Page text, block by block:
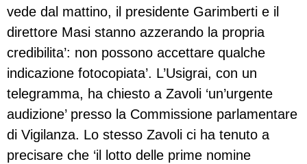
vede dal mattino, il presidente Garimberti e il
direttore Masi stanno azzerando la propria
credibilita’: non possono accettare qualche
indicazione fotocopiata’. L’Usigrai, con un
telegramma, ha chiesto a Zavoli ‘un’urgente
audizione’ presso la Commissione parlamentare
di Vigilanza. Lo stesso Zavoli ci ha tenuto a
precisare che ‘il lotto delle prime nomine